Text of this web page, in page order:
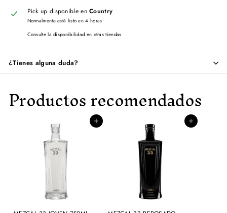
Pick up disponible enCountry
Normalmente está listo en 4 horas
Consulte la disponibilidad en otras tiendas
¿Tienes alguna duda?
Productos recomendados
Agregar al carrito Agregar al carrito